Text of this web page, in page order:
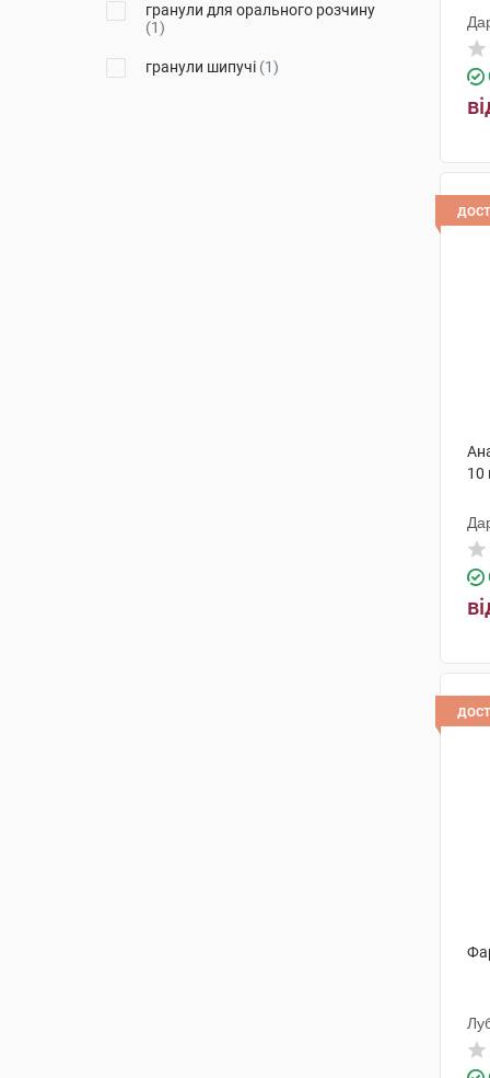
КРКА
Гелтек Прайвет Лімітед
гранули для орального розчину
(1)
гранули шипучі (1)
10